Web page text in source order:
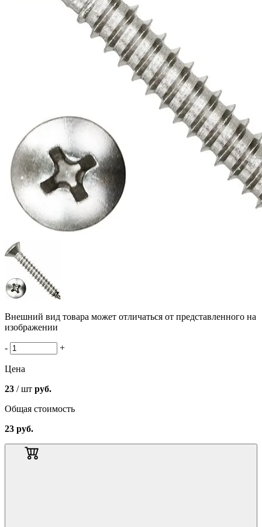
Внешний вид товара может отличаться от представленного на
изображении
- +
Цена
23 / шт руб.
Общая стоимость
23 руб.